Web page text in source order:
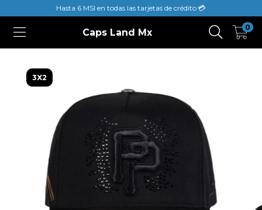
Hasta 6 MSI en todas las tarjetas de crédito 💳
Caps Land Mx 0
3X2